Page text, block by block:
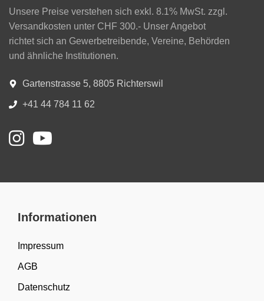
Unsere Preise verstehen sich exkl. 8.1% MwSt. zzgl.
Versandkosten unter CHF 300.- Unser Angebot
richtet sich an Gewerbetreibende, Vereine, Behörden
und ähnliche Institutionen.
Gartenstrasse 5, 8805 Richterswil
+41 44 784 11 62
Informationen
Impressum
AGB
Datenschutz